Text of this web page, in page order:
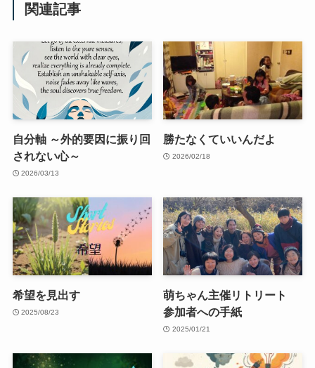
関連記事
自分軸 ～外的要因に振り回
されない心～
2026/03/13
勝たなくていいんだよ
2026/02/18
希望を見出す
2025/08/23
萌ちゃん主催リトリート
参加者への手紙
2025/01/21